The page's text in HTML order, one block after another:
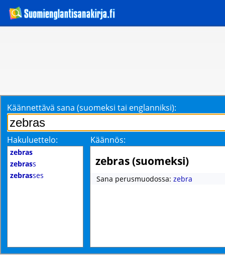
Käännettävä sana (suomeksi tai englanniksi):
Hakuluettelo: Käännös:
zebras
zebrass
zebrasses
zebras (suomeksi)
Sana perusmuodossa: zebra